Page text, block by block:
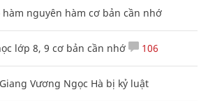
nguyên hàm cơ bản cần nhớ
lớp 8, 9 cơ bản cần nhớ 106
Vương Ngọc Hà bị kỷ luật